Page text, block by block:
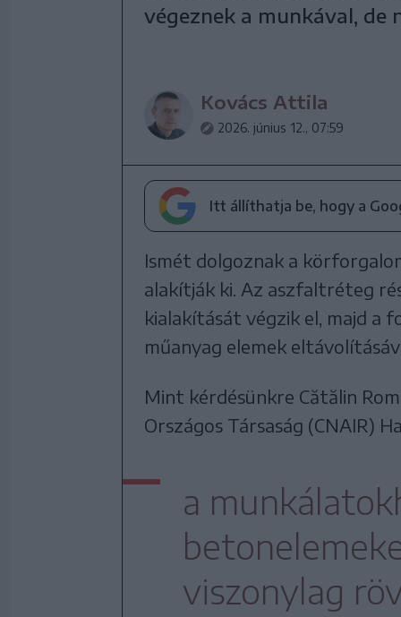
végeznek a munkával,
Kovács Attila
2026. június 12., 07:59
Itt állíthatja be, hogy a
Ismét dolgoznak a
alakítják ki. Az aszfaltréteg
kialakítását végzik el, majd a
műanyag elemek
Mint kérdésünkre Cătălin
Országos Társaság (CNAIR)
a
viszonylag